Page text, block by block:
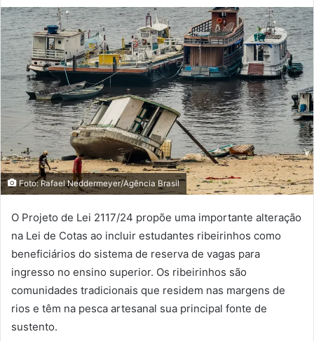
Foto: Rafael Neddermeyer/Agência Brasil
O Projeto de Lei 2117/24 propõe uma importante alteração
na Lei de Cotas ao incluir estudantes ribeirinhos como
beneficiários do sistema de reserva de vagas para
ingresso no ensino superior. Os ribeirinhos são
comunidades tradicionais que residem nas margens de
rios e têm na pesca artesanal sua principal fonte de
sustento.